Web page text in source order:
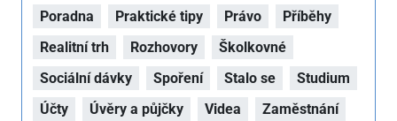
Poradna
Praktické tipy Právo
Příběhy
Realitní trh
Rozhovory
Školkovné
Sociální dávky
Spoření Stalo se
Studium
Účty
Úvěry a půjčky Videa
Zaměstnání